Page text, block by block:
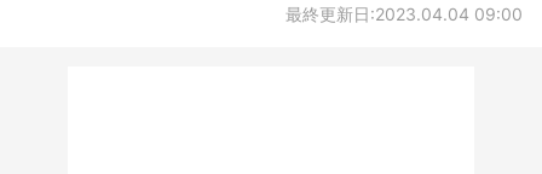
最終更新日:2023.04.04 09:00